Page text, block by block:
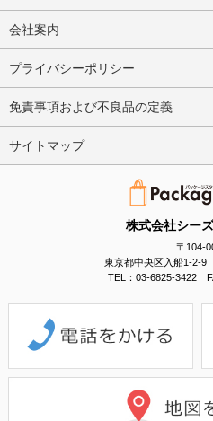
株式会社シー
〒104-
東京都中央区入船1-2-
TEL：03-6825-3422
会社案内
プライバシーポリシー
免責事項および不良品の定義
サイトマップ